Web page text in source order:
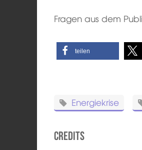
Fragen aus dem
teilen
Energiekrise
Credits